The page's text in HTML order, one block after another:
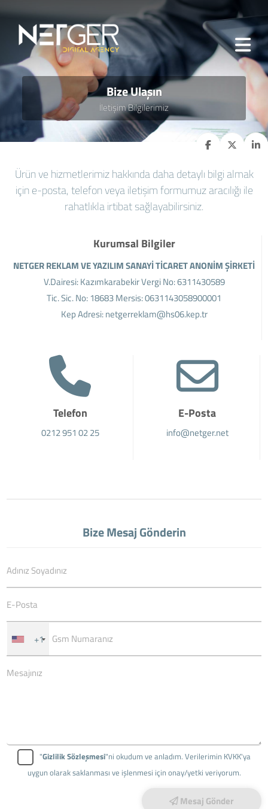
Bize Ulaşın
İletişim Bilgilerimiz
Ürün ve hizmetlerimiz hakkında daha detaylı bilgi almak
için e-posta, telefon veya iletişim formumuz aracılığı ile
rahatlıkla irtibat sağlayabilirsiniz.
Kurumsal Bilgiler
NETGER REKLAM VE YAZILIM SANAYİ TİCARET ANONİM ŞİRKETİ
V.Dairesi: Kazımkarabekir Vergi No: 6311430589
Tic. Sic. No: 18683 Mersis: 0631143058900001
Kep Adresi: netgerreklam@hs06.kep.tr
Telefon
0212 951 02 25
E-Posta
info@netger.net
Bize Mesaj Gönderin
+1
"Gizlilik Sözleşmesi"ni okudum ve anladım. Verilerimin KVKK'ya
uygun olarak saklanması ve işlenmesi için onay/yetki veriyorum.
Mesaj Gönder